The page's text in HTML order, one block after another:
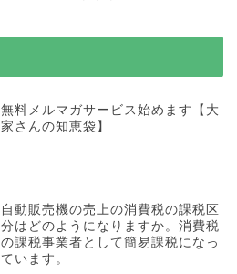
無料メルマガサービス始めます【大
家さんの知恵袋】
自動販売機の売上の消費税の課税区
分はどのようになりますか。消費税
の課税事業者として簡易課税になっ
ています。